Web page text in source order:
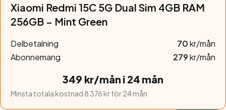
Xiaomi Redmi 15C 5G Dual Sim 4GB RAM
256GB – Mint Green
Delbetalning 70kr/mån
Abonnemang
279kr/mån
349 kr/mån i 24 mån
Minsta totala kostnad 8 376 kr för 24 mån